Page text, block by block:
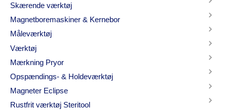
Skærende værktøj
Magnetboremaskiner & Kernebor
Måleværktøj
Værktøj
Mærkning Pryor
Opspændings- & Holdeværktøj
Magneter Eclipse
Rustfrit værktøj Steritool